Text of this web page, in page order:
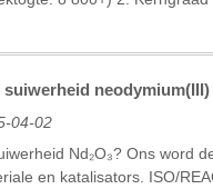
04-02
Nd₂O₃? Ons word
en katalisators. ISO/